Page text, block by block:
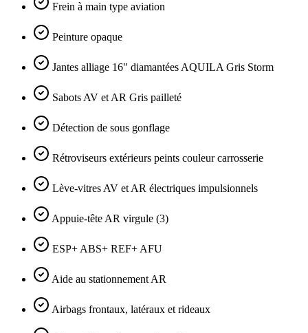
Frein à main type aviation
Peinture opaque
Jantes alliage 16" diamantées AQUILA Gris Storm
Sabots AV et AR Gris pailleté
Détection de sous gonflage
Rétroviseurs extérieurs peints couleur carrosserie
Lève-vitres AV et AR électriques impulsionnels
Appuie-tête AR virgule (3)
ESP+ ABS+ REF+ AFU
Aide au stationnement AR
Airbags frontaux, latéraux et rideaux